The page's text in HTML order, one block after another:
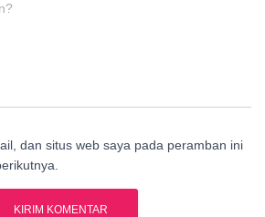
dan situs web saya pada peramban ini